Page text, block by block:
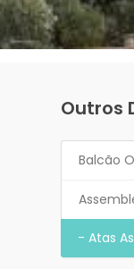
Outros
Balcão
- Atas